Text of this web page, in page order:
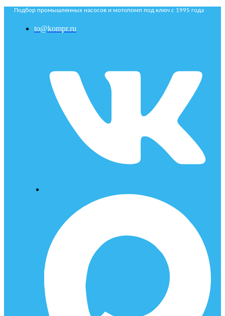
Подбор промышленных насосов и мотопомп под ключ с 1995 года
to@kompr.ru